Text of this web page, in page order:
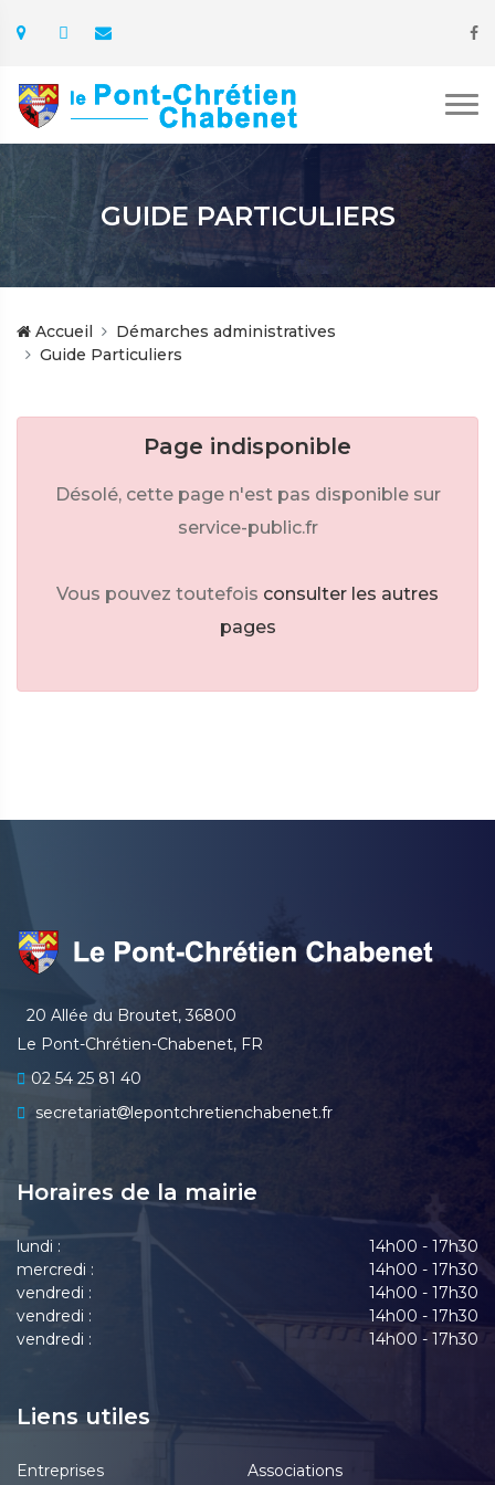
GUIDE PARTICULIERS
Accueil
Démarches administratives
Guide Particuliers
Page indisponible
Désolé, cette page n'est pas disponible sur
service-public.fr
Vous pouvez toutefois consulter les autres
pages
20 Allée du Broutet, 36800
Le Pont-Chrétien-Chabenet, FR
02 54 25 81 40
secretariat
lepontchretienchabenet.fr
Horaires de la mairie
lundi :
14h00 - 17h30
mercredi :
14h00 - 17h30
vendredi :
14h00 - 17h30
vendredi :
14h00 - 17h30
vendredi :
14h00 - 17h30
Liens utiles
Entreprises Associations